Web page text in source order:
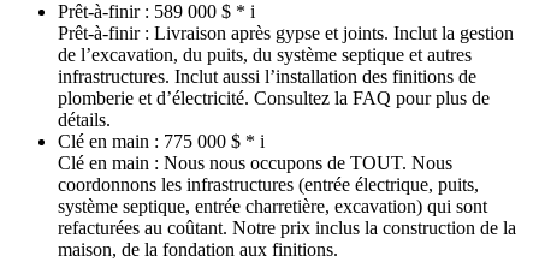
Prêt-à-finir : 589 000 $ * i
Prêt-à-finir : Livraison après gypse et joints. Inclut la gestion
de l’excavation, du puits, du système septique et autres
infrastructures. Inclut aussi l’installation des finitions de
plomberie et d’électricité. Consultez la FAQ pour plus de
détails.
Clé en main : 775 000 $ * i
Clé en main : Nous nous occupons de TOUT. Nous
coordonnons les infrastructures (entrée électrique, puits,
système septique, entrée charretière, excavation) qui sont
refacturées au coûtant. Notre prix inclus la construction de la
maison, de la fondation aux finitions.